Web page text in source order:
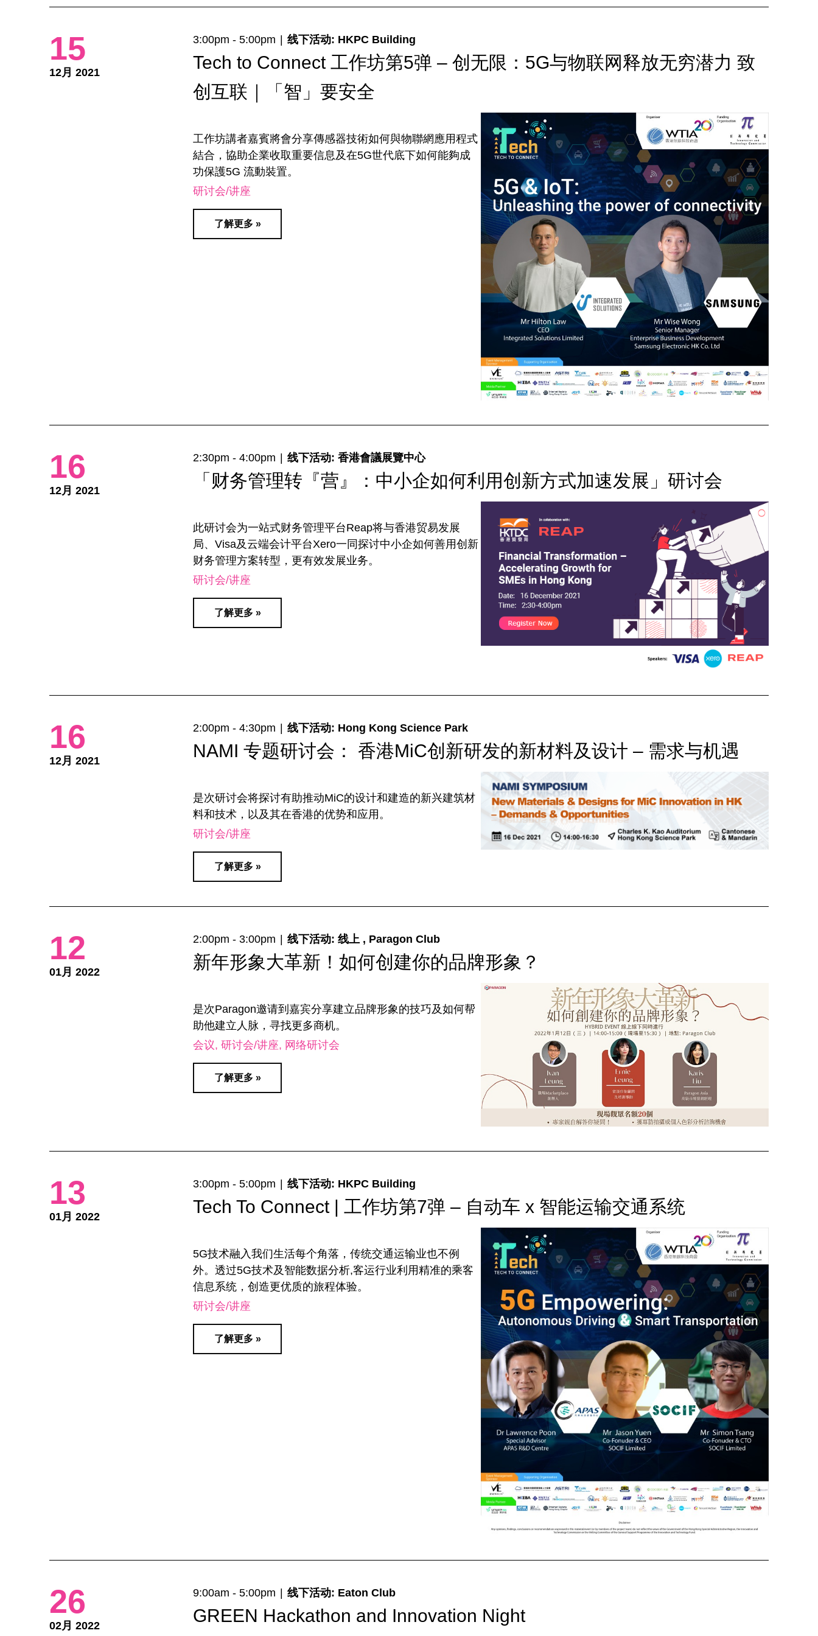
15
12月 2021
3:00pm - 5:00pm 线下活动: HKPC Building
Tech to Connect 工作坊第5弹 – 创无限：5G与物联网释放无穷潜力 致
创互联｜「智」要安全
工作坊講者嘉賓將會分享傳感器技術如何與物聯網應用程式
結合，協助企業收取重要信息及在5G世代底下如何能夠成
功保護5G 流動裝置。
研讨会/讲座
了解更多 »
16
12月 2021
2:30pm - 4:00pm 线下活动: 香港會議展覽中心
「财务管理转『营』：中小企如何利用创新方式加速发展」研讨会
此研讨会为一站式财务管理平台Reap将与香港贸易发展
局、Visa及云端会计平台Xero一同探讨中小企如何善用创新
财务管理方案转型，更有效发展业务。
研讨会/讲座
了解更多 »
16
12月 2021
2:00pm - 4:30pm | 线下活动: Hong Kong Science Park
NAMI 专题研讨会： 香港MiC创新研发的新材料及设计 – 需求与机遇
是次研讨会将探讨有助推动MiC的设计和建造的新兴建筑材
料和技术，以及其在香港的优势和应用。
研讨会/讲座
了解更多 »
12
01月 2022
2:00pm - 3:00pm | 线下活动: 线上 , Paragon Club
新年形象大革新！如何创建你的品牌形象？
是次Paragon邀请到嘉宾分享建立品牌形象的技巧及如何帮
助他建立人脉，寻找更多商机。
会议
研讨会/讲座 网络研讨会
了解更多 »
13
01月 2022
3:00pm - 5:00pm 线下活动: HKPC Building
Tech To Connect | 工作坊第7弹 – 自动车 x 智能运输交通系统
5G技术融入我们生活每个角落，传统交通运输业也不例
外。透过5G技术及智能数据分析,客运行业利用精准的乘客
信息系统，创造更优质的旅程体验。
研讨会/讲座
了解更多 »
26
02月 2022
9:00am - 5:00pm | 线下活动: Eaton Club
GREEN Hackathon and Innovation Night